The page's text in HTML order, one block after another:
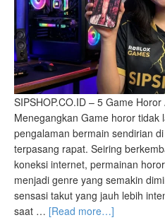
SIPSHOP.CO.ID – 5 Game
Menegangkan Game horor tidak
pengalaman bermain sendirian
terpasang rapat. Seiring
koneksi internet, permainan
menjadi genre yang semakin
sensasi takut yang jauh lebih
saat … [Read more…]